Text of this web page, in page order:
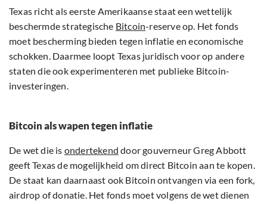
Texas richt als eerste Amerikaanse staat een wettelijk
beschermde strategische Bitcoin-reserve op. Het fonds
moet bescherming bieden tegen inflatie en economische
schokken. Daarmee loopt Texas juridisch voor op andere
staten die ook experimenteren met publieke Bitcoin-
investeringen.
Bitcoin als wapen tegen inflatie
De wet die is ondertekend door gouverneur Greg Abbott
geeft Texas de mogelijkheid om direct Bitcoin aan te kopen.
De staat kan daarnaast ook Bitcoin ontvangen via een fork,
airdrop of donatie. Het fonds moet volgens de wet dienen